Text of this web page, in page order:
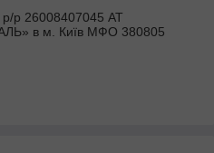
р/р 26008407045 АТ
в м. Київ МФО 380805